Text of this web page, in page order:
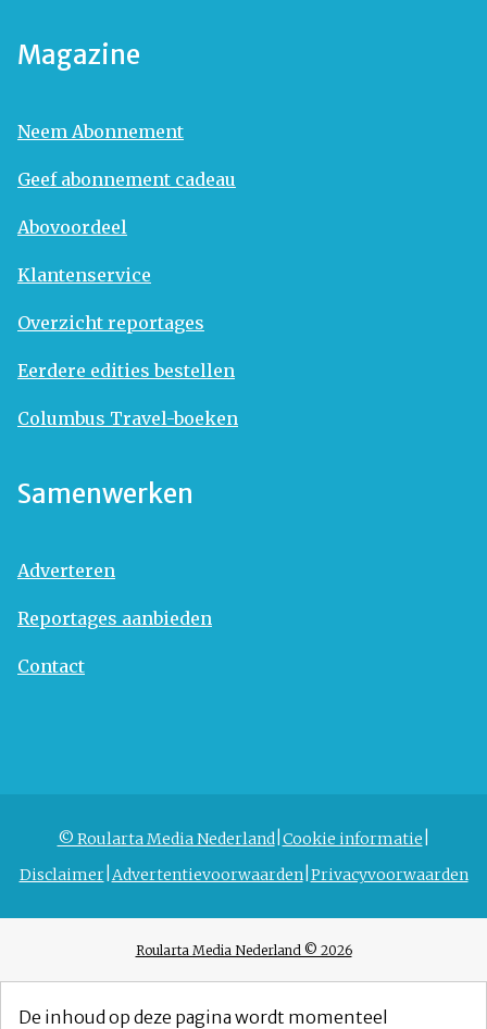
Magazine
Neem Abonnement
Geef abonnement cadeau
Abovoordeel
Klantenservice
Overzicht reportages
Eerdere edities bestellen
Columbus Travel-boeken
Samenwerken
Adverteren
Reportages aanbieden
Contact
© Roularta Media Nederland Cookie informatie
Disclaimer Advertentievoorwaarden Privacyvoorwaarden
Roularta Media Nederland © 2026
De inhoud op deze pagina wordt momenteel